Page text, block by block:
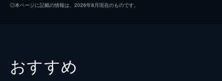
◎本ページに記載の情報は、2026年8月現在のものです。
おすすめ